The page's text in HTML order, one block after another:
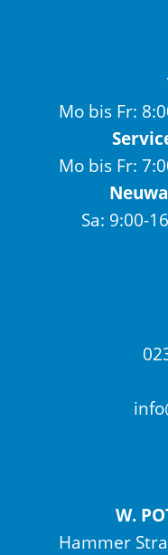
Mo bis Fr:
Mo bis Fr:
Sa: 9:00-
W.
Hammer